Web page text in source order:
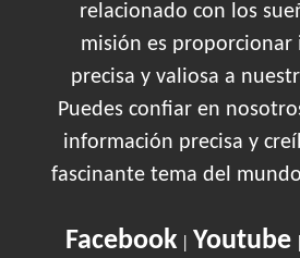
relacionado con los
misión es proporcionar
precisa y valiosa a
Puedes confiar en
información precisa y
fascinante tema del
Facebook| Youtube|